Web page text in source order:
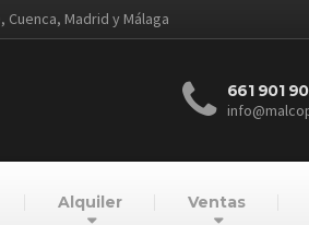
Madrid y Málaga
661 901
Alquiler Ventas